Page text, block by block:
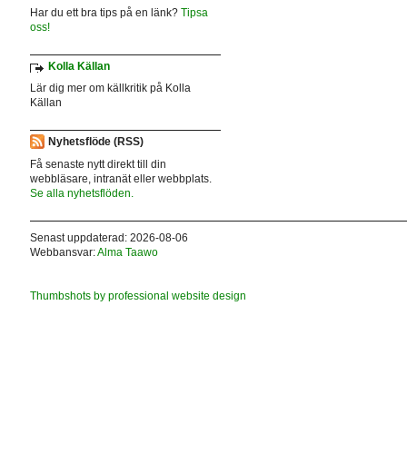
Har du ett bra tips på en länk? Tipsa
oss!
Kolla Källan
Lär dig mer om källkritik på Kolla
Källan
Nyhetsflöde (RSS)
Få senaste nytt direkt till din
webbläsare, intranät eller webbplats.
Se alla nyhetsflöden.
Senast uppdaterad: 2026-08-06
Webbansvar:Alma Taawo
Thumbshots by professional website design